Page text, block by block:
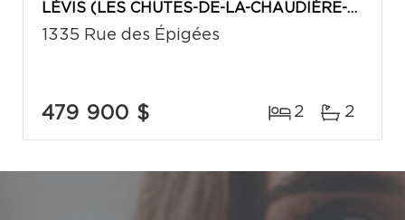
LÉVIS (LES CHUTES-DE-LA-CHAUDIÈRE-OUEST)
1335 Rue des Épigées
479 900 $ 2 2